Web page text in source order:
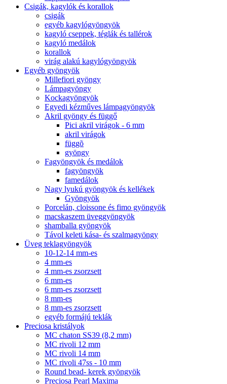
Csigák, kagylók és korallok
csigák
egyéb kagylógyöngyök
kagyló cseppek, téglák és tallérok
kagyló medálok
korallok
virág alakú kagylógyöngyök
Egyéb gyöngyök
Millefiori gyöngy
Lámpagyöngy
Kockagyöngyök
Egyedi kézműves lámpagyöngyök
Akril gyöngy és függő
Pici akril virágok - 6 mm
akril virágok
függõ
gyöngy
Fagyöngyök és medálok
fagyöngyök
famedálok
Nagy lyukú gyöngyök és kellékek
Gyöngyök
Porcelán, cloissone és fimo gyöngyök
macskaszem üveggyöngyök
shamballa gyöngyök
Távol keleti kása- és szalmagyöngy
Üveg teklagyöngyök
10-12-14 mm-es
4 mm-es
4 mm-es zsorzsett
6 mm-es
6 mm-es zsorzsett
8 mm-es
8 mm-es zsorzsett
egyéb formájú teklák
Preciosa kristályok
MC chaton SS39 (8,2 mm)
MC rivoli 12 mm
MC rivoli 14 mm
MC rivoli 47ss - 10 mm
Round bead- kerek gyöngyök
Preciosa Pearl Maxima